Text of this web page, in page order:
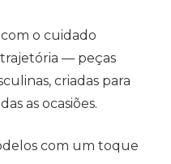
o cuidado
— peças
criadas para
as ocasiões.
com um toque